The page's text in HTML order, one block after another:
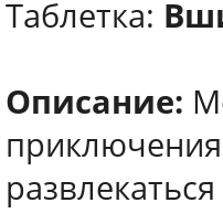
Таблетка:
Описание: